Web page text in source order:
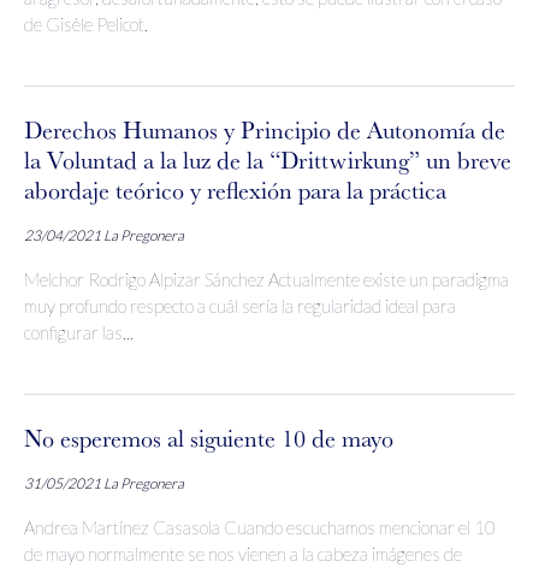
de Gisèle Pelicot.
Derechos Humanos y Principio de Autonomía de
la Voluntad a la luz de la “Drittwirkung” un breve
abordaje teórico y reflexión para la práctica
23/04/2021 La Pregonera
Melchor Rodrigo Alpizar Sánchez Actualmente existe un paradigma
muy profundo respecto a cuál sería la regularidad ideal para
configurar las...
No esperemos al siguiente 10 de mayo
31/05/2021 La Pregonera
Andrea Martínez Casasola Cuando escuchamos mencionar el 10
de mayo normalmente se nos vienen a la cabeza imágenes de